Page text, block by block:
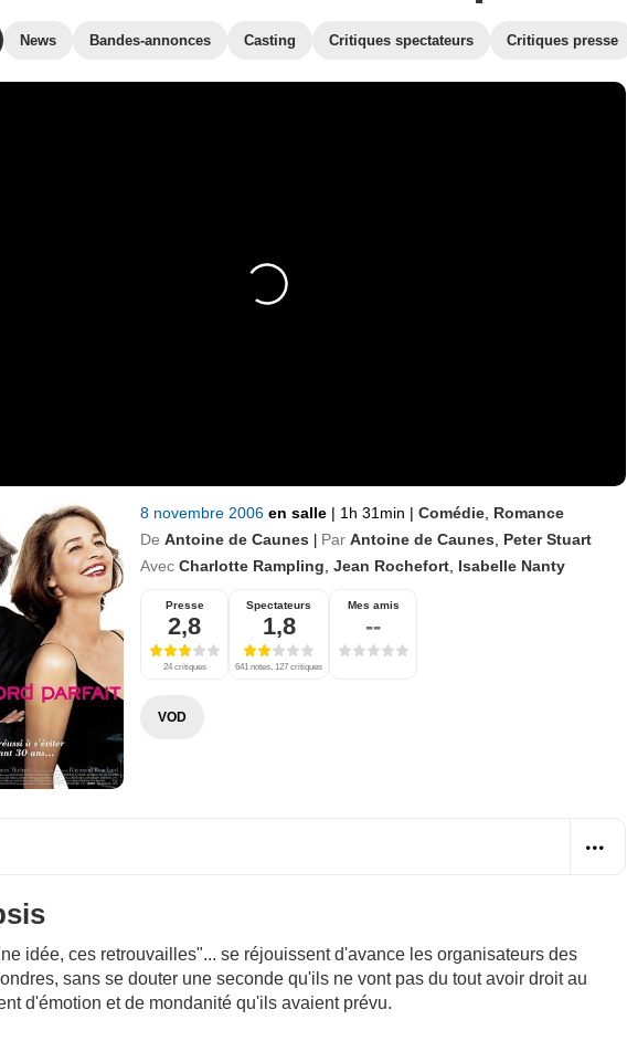
News Bandes-annonces Casting Critiques spectateurs Critiques presse
8 novembre 2006 en salle | 1h 31min | Comédie Romance
De Antoine de Caunes | Par Antoine de Caunes
Peter Stuart
Avec Charlotte Rampling Jean Rochefort Isabelle Nanty
Presse
2,8
24 critiques
Spectateurs
1,8
641 notes, 127 critiques
Mes amis
--
VOD
idée, ces retrouvailles"... se réjouissent d'avance les organisateurs des
sans se douter une seconde qu'ils ne vont pas du tout avoir droit au
d'émotion et de mondanité qu'ils avaient prévu.